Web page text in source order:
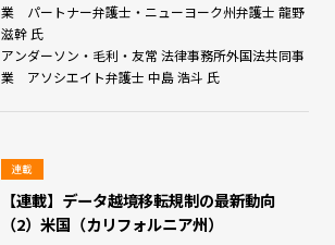
業 パートナー弁護士・ニューヨーク州弁護士 龍野
滋幹 氏
アンダーソン・毛利・友常 法律事務所外国法共同事
業 アソシエイト弁護士 中島 浩斗 氏
連載
【連載】データ越境移転規制の最新動向
（2）米国（カリフォルニア州）